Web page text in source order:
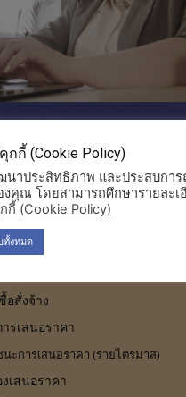
นพร้อมรายละเอียดขอบเขตงาน (
อสั่งจ้าง
รเสนอราคา
ะการเสนอราคา (รายไตรมาส)
เสนอราคา
กกี้ (Cookie Policy)
นาประสิทธิภาพ และประสบกา
งคุณ โดยสามารถศึกษารายละเ
กี้ (Cookie Policy)
ทั้งหมด